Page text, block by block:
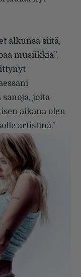
alkunsa siitä,
musiikkia”,
joita
aikana olen
artistina.”